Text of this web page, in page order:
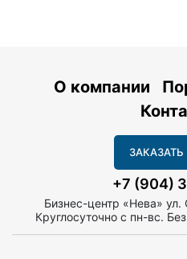
О компании
+7 (904)
Бизнес-центр «Нева» ул.
Круглосуточно с пн-вс.